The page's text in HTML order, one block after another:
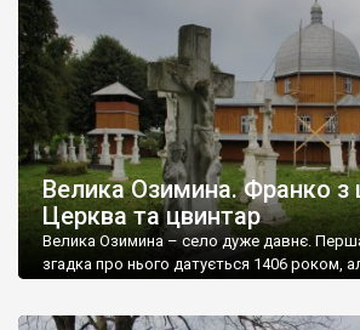
Велика Озимина. Франко з
Церква та цвинтар
Велика Озимина – село дуже давнє.
згадка про нього датується 1406 роком,